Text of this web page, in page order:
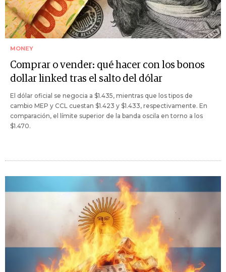
MONEY
Comprar o vender: qué hacer con los bonos
dollar linked tras el salto del dólar
El dólar oficial se negocia a $1.435, mientras que los tipos de
cambio MEP y CCL cuestan $1.423 y $1.433, respectivamente. En
comparación, el límite superior de la banda oscila en torno a los
$1.470.